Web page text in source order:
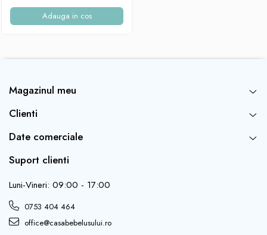
Adauga in cos
Magazinul meu
Clienti
Date comerciale
Suport clienti
Luni-Vineri: 09:00 - 17:00
0753 404 464
office@casabebelusului.ro